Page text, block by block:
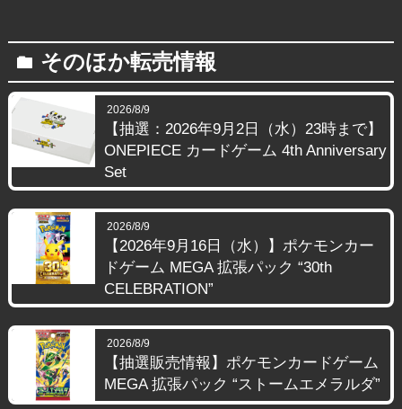
folder そのほか転売情報
2026/8/9
【抽選：2026年9月2日（水）23時まで】
ONEPIECE カードゲーム 4th Anniversary
Set
2026/8/9
【2026年9月16日（水）】ポケモンカー
ドゲーム MEGA 拡張パック “30th
CELEBRATION”
2026/8/9
【抽選販売情報】ポケモンカードゲーム
MEGA 拡張パック “ストームエメラルダ”